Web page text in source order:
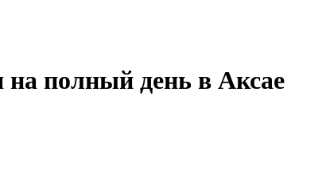
на полный день в Аксае